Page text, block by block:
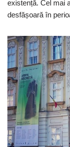
existență. Cel mai
desfășoară în